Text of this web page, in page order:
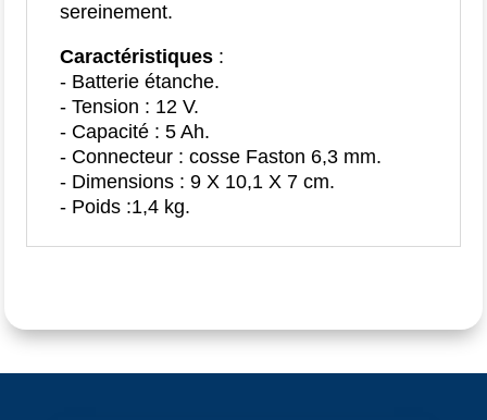
sereinement.
Caractéristiques :
- Batterie étanche.
- Tension : 12 V.
- Capacité : 5 Ah.
- Connecteur : cosse Faston 6,3 mm.
- Dimensions : 9 X 10,1 X 7 cm.
- Poids :1,4 kg.